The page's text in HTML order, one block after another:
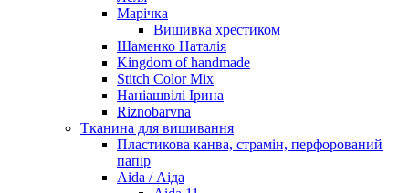
Марічка
Вишивка хрестиком
Шаменко Наталія
Kingdom of handmade
Stitch Color Mix
Наніашвілі Ірина
Riznobarvna
Тканина для вишивання
Пластикова канва, страмін, перфорований
папір
Aida / Аіда